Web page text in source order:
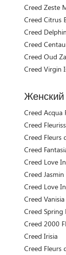
Creed Zeste
Creed Citrus
Creed
Creed
Creed Oud
Creed Virgin
Женский
Creed Acqua
Creed
Creed Fleurs
Creed
Creed Love
Creed
Creed Love
Creed Vanisia
Creed Spring
Creed 2000
Creed Irisia
Creed Fleurs